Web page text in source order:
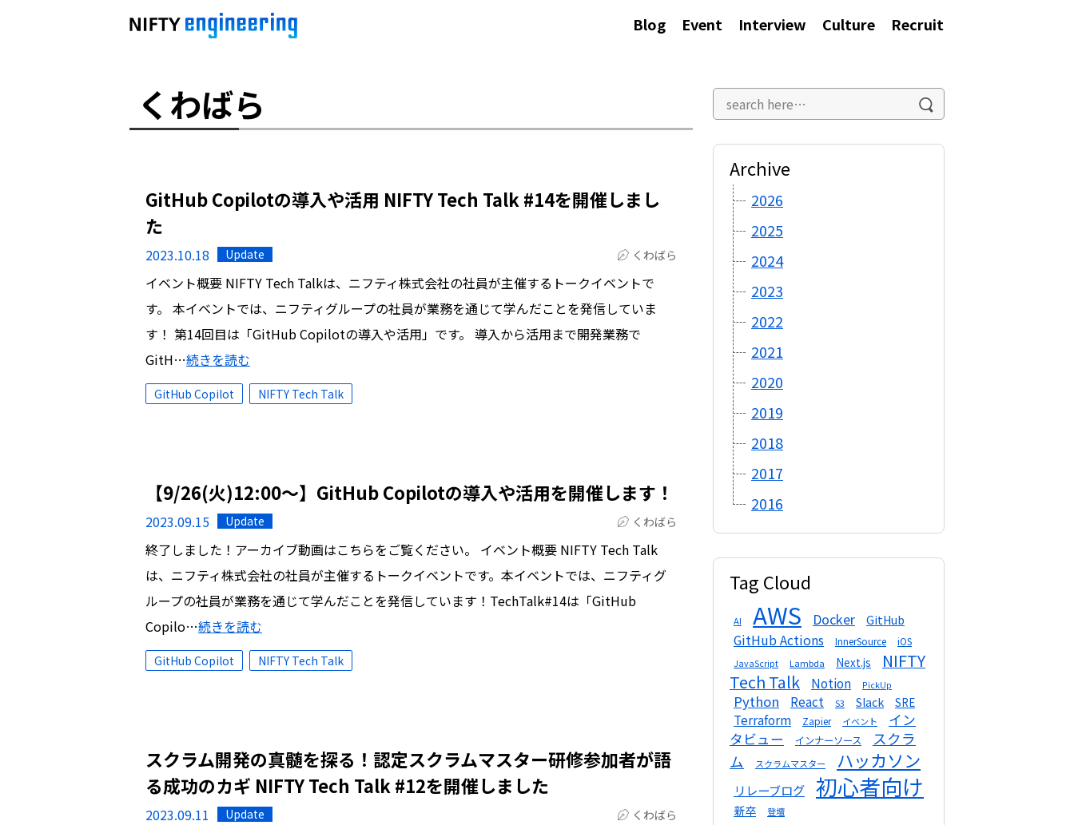
Blog Event Interview Culture Recruit
くわばら
GitHub Copilotの導入や活用 NIFTY Tech Talk #14を開催しまし
た
2023.10.18 Update くわばら
イベント概要 NIFTY Tech Talkは、ニフティ株式会社の社員が主催するトークイベントで
す。 本イベントでは、ニフティグループの社員が業務を通じて学んだことを発信していま
す！ 第14回目は「GitHub Copilotの導入や活用」です。 導入から活用まで開発業務で
GitH…続きを読む
GitHub Copilot NIFTY Tech Talk
【9/26(火)12:00～】GitHub Copilotの導入や活用を開催します！
2023.09.15 Update くわばら
終了しました！アーカイブ動画はこちらをご覧ください。 イベント概要 NIFTY Tech Talk
は、ニフティ株式会社の社員が主催するトークイベントです。本イベントでは、ニフティグ
ループの社員が業務を通じて学んだことを発信しています！TechTalk#14は「GitHub
Copilo…続きを読む
GitHub Copilot NIFTY Tech Talk
スクラム開発の真髄を探る！認定スクラムマスター研修参加者が語
る成功のカギ NIFTY Tech Talk #12を開催しました
2023.09.11 Update くわばら
Archive
2026
2025
2024
2023
2022
2021
2020
2019
2018
2017
2016
Tag Cloud
AI AWS Docker GitHub
GitHub Actions InnerSource iOS
JavaScript Lambda Next.js
NIFTY
Tech Talk
Notion PickUp
Python React S3 Slack SRE
Terraform Zapier イベント
イン
タビュー
インナーソース
スクラ
ム
スクラムマスター ハッカソン
リレーブログ 初心者向け
新卒 登壇